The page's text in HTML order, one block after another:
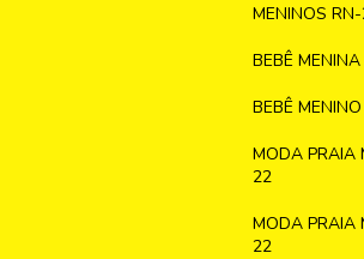
MENINOS
BEBÊ MENINA
BEBÊ MENINO
MODA PRAIA
22
MODA PRAIA
22